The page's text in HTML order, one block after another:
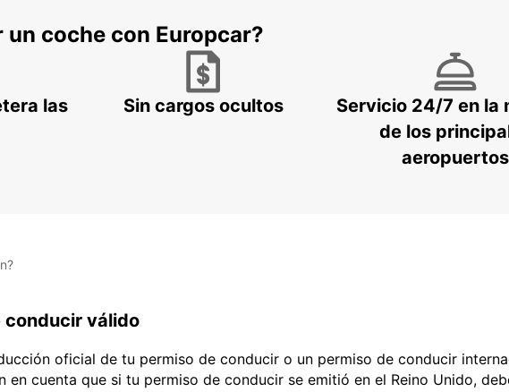
un coche con Europcar?
las
Sin cargos ocultos
Servicio 24/7 en la
de los
aeropuertos
conducir válido
oficial de tu permiso de conducir o un permiso de conducir
en cuenta que si tu permiso de conducir se emitió en el Reino Unido,